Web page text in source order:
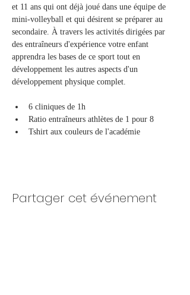
et 11 ans qui ont déjà joué dans une équipe de
mini-volleyball et qui désirent se préparer au
secondaire. À travers les activités dirigées par
des entraîneurs d'expérience votre enfant
apprendra les bases de ce sport tout en
développement les autres aspects d'un
développement physique complet.
6 cliniques de 1h
Ratio entraîneurs athlètes de 1 pour 8
Tshirt aux couleurs de l'académie
Partager cet événement